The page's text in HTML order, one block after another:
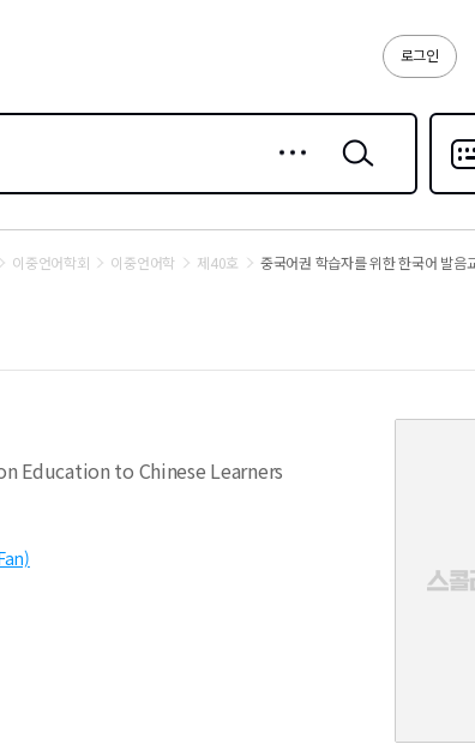
로그인
검색
다국
이중언어학회 이중언어학 제40호 중국어권 학습자를 위한 한국어 발음
Education to Chinese Learners